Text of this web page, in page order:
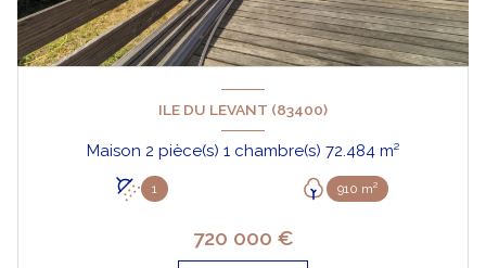
ILE DU LEVANT (83400)
Maison 2 pièce(s) 1 chambre(s) 72.484 m²
1 910 m²
720 000 €